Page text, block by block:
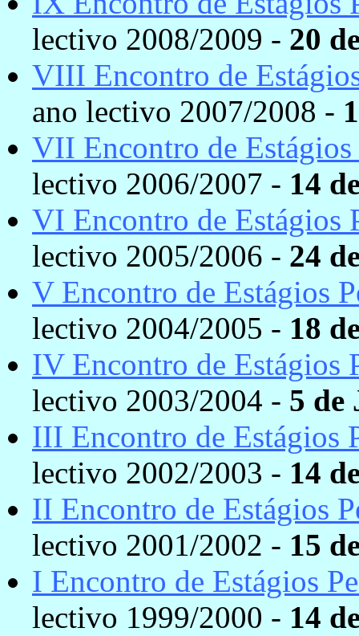
lectivo 2008/2009 - 20
VIII Encontro de
ano lectivo 2007/2008 -
VII Encontro de Estágios
lectivo 2006/2007 - 14
VI Encontro de Estágios
lectivo 2005/2006 - 24
V Encontro de Estágios
lectivo 2004/2005 - 18
IV Encontro de Estágios
lectivo 2003/2004 - 5 de
III Encontro de Estágios
lectivo 2002/2003 - 14
II Encontro de Estágios
lectivo 2001/2002 - 15
I Encontro de Estágios
lectivo 1999/2000 - 14